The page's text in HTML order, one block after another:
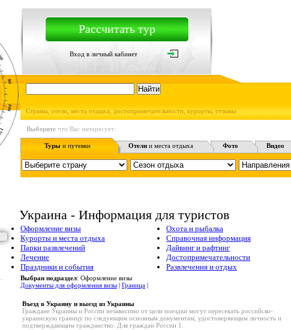
Рассчитать тур
Вход в личный кабинет
Страны, отели, места отдыха, достопримечательности, курорты, отзывы
Выберите что Вас интересует:
Турыи путевки Отели и места отдыха Фото Видео
Украина - Информация для туристов
Оформление визы
Курорты и места отдыха
Парки развлечений
Лечение
Праздники и события
Охота и рыбалка
Справочная информация
Дайвинг и рафтинг
Достопримечательности
Развлечения и отдых
Выбран подраздел: Оформление визы
Документы для оформления визы | Граница |
Въезд в Украину и выезд из Украины
Граждане Украины и России независимо от цели поездки могут пересекать российско-
украинскую границу по следующим основным документам, удостоверяющим личность и
подтверждающим гражданство: Для граждан России 1.